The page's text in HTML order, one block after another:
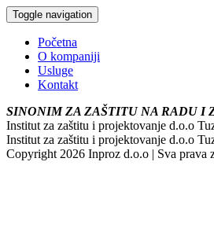
Toggle navigation
Početna
O kompaniji
Usluge
Kontakt
SINONIM ZA ZAŠTITU NA RADU I
Institut za zaštitu i projektovanje d.o.o
Institut za zaštitu i projektovanje d.o.o
Copyright 2026 Inproz d.o.o | Sva prava